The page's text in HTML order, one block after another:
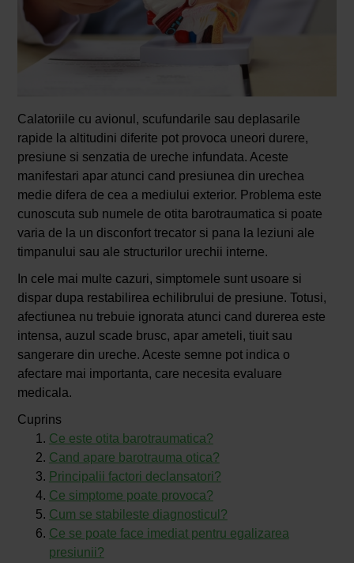
Calatoriile cu avionul, scufundarile sau deplasarile
rapide la altitudini diferite pot provoca uneori durere,
presiune si senzatia de ureche infundata. Aceste
manifestari apar atunci cand presiunea din urechea
medie difera de cea a mediului exterior. Problema este
cunoscuta sub numele de otita barotraumatica si poate
varia de la un disconfort trecator si pana la leziuni ale
timpanului sau ale structurilor urechii interne.
In cele mai multe cazuri, simptomele sunt usoare si
dispar dupa restabilirea echilibrului de presiune. Totusi,
afectiunea nu trebuie ignorata atunci cand durerea este
intensa, auzul scade brusc, apar ameteli, tiuit sau
sangerare din ureche. Aceste semne pot indica o
afectare mai importanta, care necesita evaluare
medicala.
Cuprins
Ce este otita barotraumatica?
Cand apare barotrauma otica?
Principalii factori declansatori?
Ce simptome poate provoca?
Cum se stabileste diagnosticul?
Ce se poate face imediat pentru egalizarea
presiunii?